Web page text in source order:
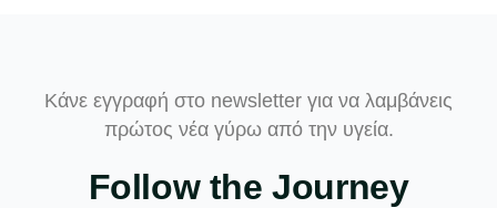
Κάνε εγγραφή στο newsletter για να λαμβάνεις
πρώτος νέα γύρω από την υγεία.
Follow the Journey